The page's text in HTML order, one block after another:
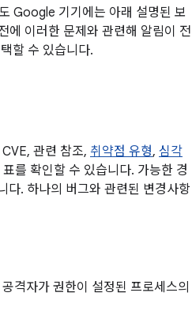
Google 기기에는 아래 설명된 보
에 이러한 문제와 관련해 알림이 전
할 수 있습니다.
관련 참조, 취약점 유형, 심각
를 확인할 수 있습니다. 가능한 경
다. 하나의 버그와 관련된 변경사항
격자가 권한이 설정된 프로세스의